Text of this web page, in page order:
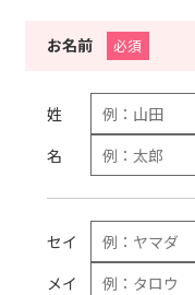
お名前 必須
姓
名
セイ
メイ